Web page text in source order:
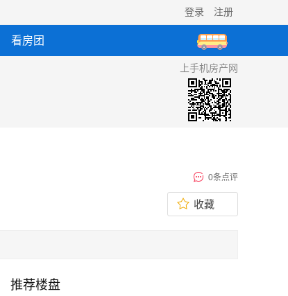
登录 注册
看房团
上手机房产网
0条点评
收藏
推荐楼盘